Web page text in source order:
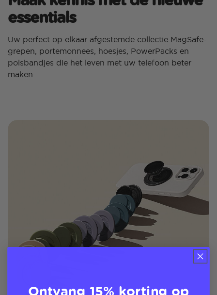
essentials
Uw perfect op elkaar afgestemde collectie MagSafe-
grepen, portemonnees, hoesjes, PowerPacks en
polsbandjes die het leven met uw telefoon beter
maken
Ontvang 15% korting op